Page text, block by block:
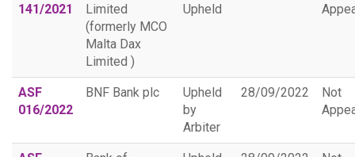
141/2021
Limited
(formerly MCO
Malta Dax
Limited )
Upheld
ASF
016/2022
BNF Bank plc
Upheld
by
Arbiter
28/09/2022
Not